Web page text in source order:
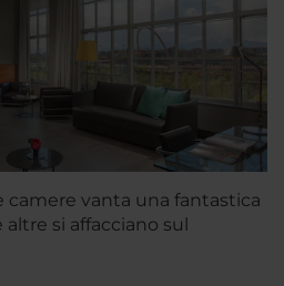
camere vanta una fantastica
si affacciano sul